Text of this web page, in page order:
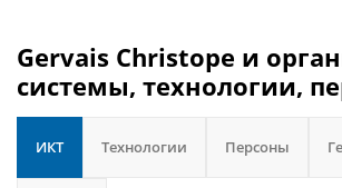
Gervais Christope и
системы, технологии,
ИКТ Технологии Персоны